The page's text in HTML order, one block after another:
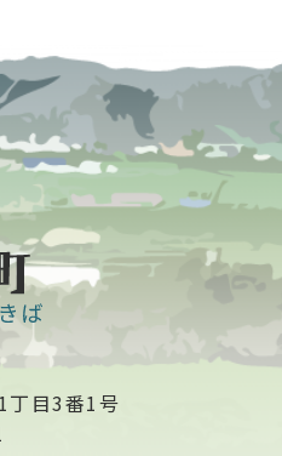
丁目3番1号